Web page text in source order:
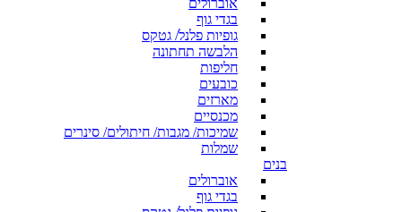
אוברולים
בגדי גוף
גופיות פלנל/ גטקס
הלבשה תחתונה
חליפות
כובעים
מארזים
מכנסיים
שמיכות/ מגבות/ חיתולים/ סינרים
שמלות
בנים
אוברולים
בגדי גוף